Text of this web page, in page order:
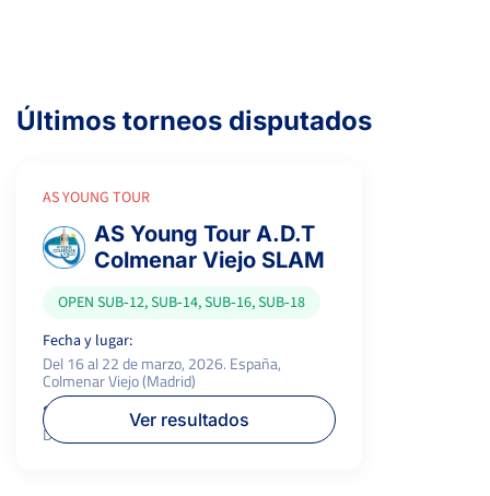
Últimos torneos disputados
AS YOUNG TOUR
AS Young Tour A.D.T
Colmenar Viejo SLAM
OPEN SUB‑12, SUB‑14, SUB‑16, SUB‑18
Fecha y lugar:
Del 16 al 22 de marzo, 2026. España,
Colmenar Viejo (Madrid)
Superficie:
Dura
Ver resultados